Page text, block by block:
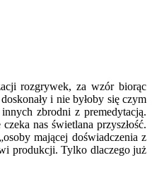
rozgrywek, za wzór biorąc
i nie byłoby się czym
zbrodni z premedytacją.
nas świetlana przyszłość.
mającej doświadczenia z
produkcji. Tylko dlaczego już